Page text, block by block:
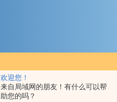
欢迎您！
来自局域网的朋友！有什么可以帮
助您的吗？